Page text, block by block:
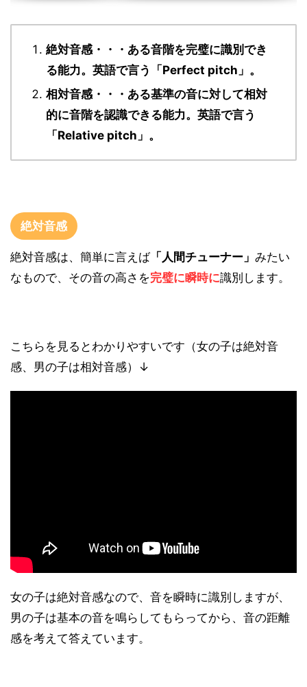
絶対音感・・・ある音階を完璧に識別でき
る能力。英語で言う「Perfect pitch」。
相対音感・・・ある基準の音に対して相対
的に音階を認識できる能力。英語で言う
「Relative pitch」。
絶対音感
絶対音感は、簡単に言えば「人間チューナー」 みたい
なもので、その音の高さを完璧に瞬時に識別します。
こちらを見るとわかりやすいです（女の子は絶対音
感、男の子は相対音感）↓
女の子は絶対音感なので、音を瞬時に識別しますが、
男の子は基本の音を鳴らしてもらってから、音の距離
感を考えて答えています。